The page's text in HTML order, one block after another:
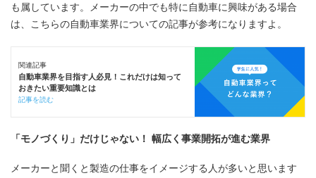
も属しています。メーカーの中でも特に自動車に興味がある場合
は、こちらの自動車業界についての記事が参考になりますよ。
関連記事
自動車業界を目指す人必見！これだけは知って
おきたい重要知識とは
記事を読む
「モノづくり」だけじゃない！ 幅広く事業開拓が進む業界
メーカーと聞くと製造の仕事をイメージする人が多いと思います